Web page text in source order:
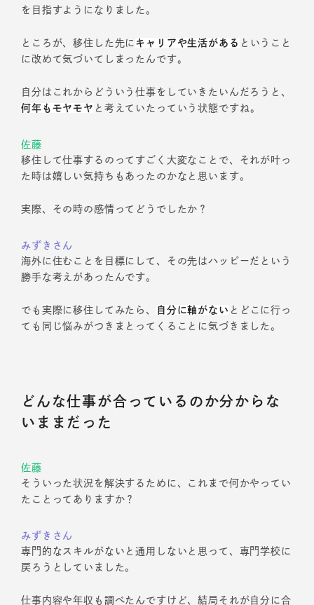
を目指すようになりました。
ところが、移住した先に キャリアや生活がある ということ
に改めて気づいてしまったんです。
自分はこれからどういう仕事をしていきたいんだろうと、
何年もモヤモヤ と考えていたっていう状態ですね。
佐藤
移住して仕事するのってすごく大変なことで、それが叶っ
た時は嬉しい気持ちもあったのかなと思います。
実際、その時の感情ってどうでしたか？
みずきさん
海外に住むことを目標にして、その先はハッピーだという
勝手な考えがあったんです。
でも実際に移住してみたら、 自分に軸がない とどこに行っ
ても同じ悩みがつきまとってくることに気づきました。
どんな仕事が合っているのか分からな
いままだった
佐藤
そういった状況を解決するために、これまで何かやってい
たことってありますか？
みずきさん
専門的なスキルがないと通用しないと思って、専門学校に
戻ろうとしていました。
仕事内容や年収も調べたんですけど、結局それが自分に合